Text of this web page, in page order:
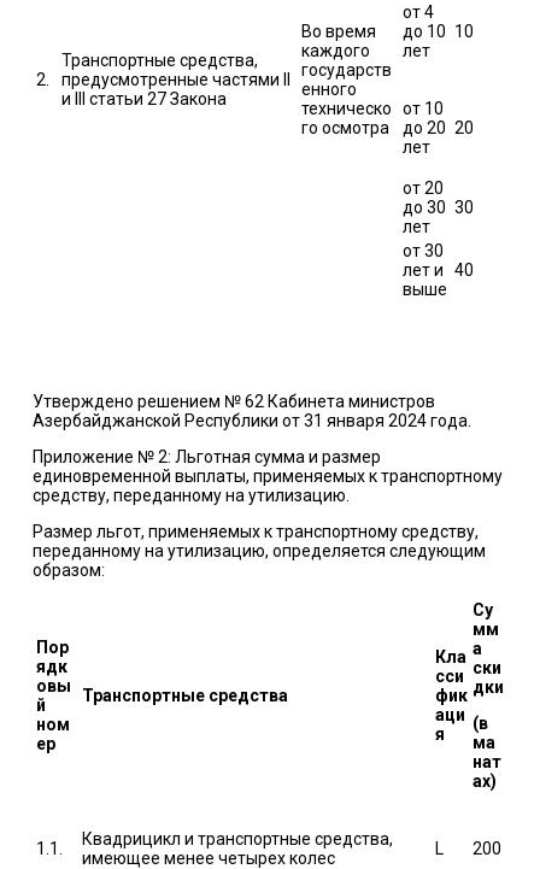
2.
Транспортные средства,
предусмотренные частями II
и III статьи 27 Закона
Во время
каждого
государств
енного
техническо
го осмотра
от 4
до 10
лет
10
от 10
до 20
лет
20
от 20
до 30
лет
30
от 30
лет и
выше
40
Утверждено решением № 62 Кабинета министров
Азербайджанской Республики от 31 января 2024 года.
Приложение № 2: Льготная сумма и размер
единовременной выплаты, применяемых к транспортному
средству, переданному на утилизацию.
Размер льгот, применяемых к транспортному средству,
переданному на утилизацию, определяется следующим
образом:
Пор
ядк
овы
й
ном
ер
Транспортные средства
Кла
сси
фик
аци
я
Су
мм
а
ски
дки
(в
ма
нат
ах)
1.1.
Квадрицикл и транспортные средства,
имеющее менее четырех колес
L 200